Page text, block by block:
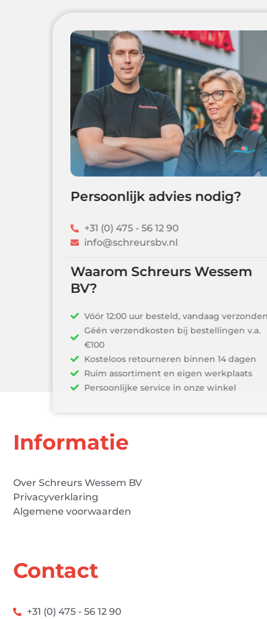
Persoonlijk advies nodig?
+31 (0) 475 - 56 12 90
info@schreursbv.nl
Waarom Schreurs Wessem
Vóór 12:00 uur besteld, vandaag verzonden!
Géén verzendkosten bij bestellingen v.a.
Kosteloos retourneren binnen 14 dagen
Ruim assortiment en eigen werkplaats
Persoonlijke service in onze winkel
Informatie
Over Schreurs Wessem BV
Privacyverklaring
Algemene voorwaarden
Contact
+31 (0) 475 - 56 12 90